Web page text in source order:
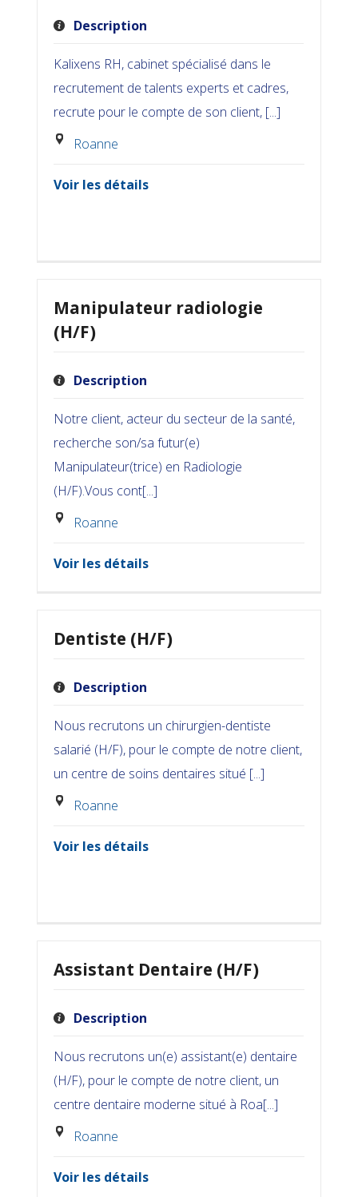
Description
Kalixens RH, cabinet spécialisé dans le
recrutement de talents experts et cadres,
recrute pour le compte de son client, [...]
Roanne
Voir les détails
Manipulateur radiologie
(H/F)
Description
Notre client, acteur du secteur de la santé,
recherche son/sa futur(e)
Manipulateur(trice) en Radiologie
(H/F).Vous cont[...]
Roanne
Voir les détails
Dentiste (H/F)
Description
Nous recrutons un chirurgien-dentiste
salarié (H/F), pour le compte de notre client,
un centre de soins dentaires situé [...]
Roanne
Voir les détails
Assistant Dentaire (H/F)
Description
Nous recrutons un(e) assistant(e) dentaire
(H/F), pour le compte de notre client, un
centre dentaire moderne situé à Roa[...]
Roanne
Voir les détails